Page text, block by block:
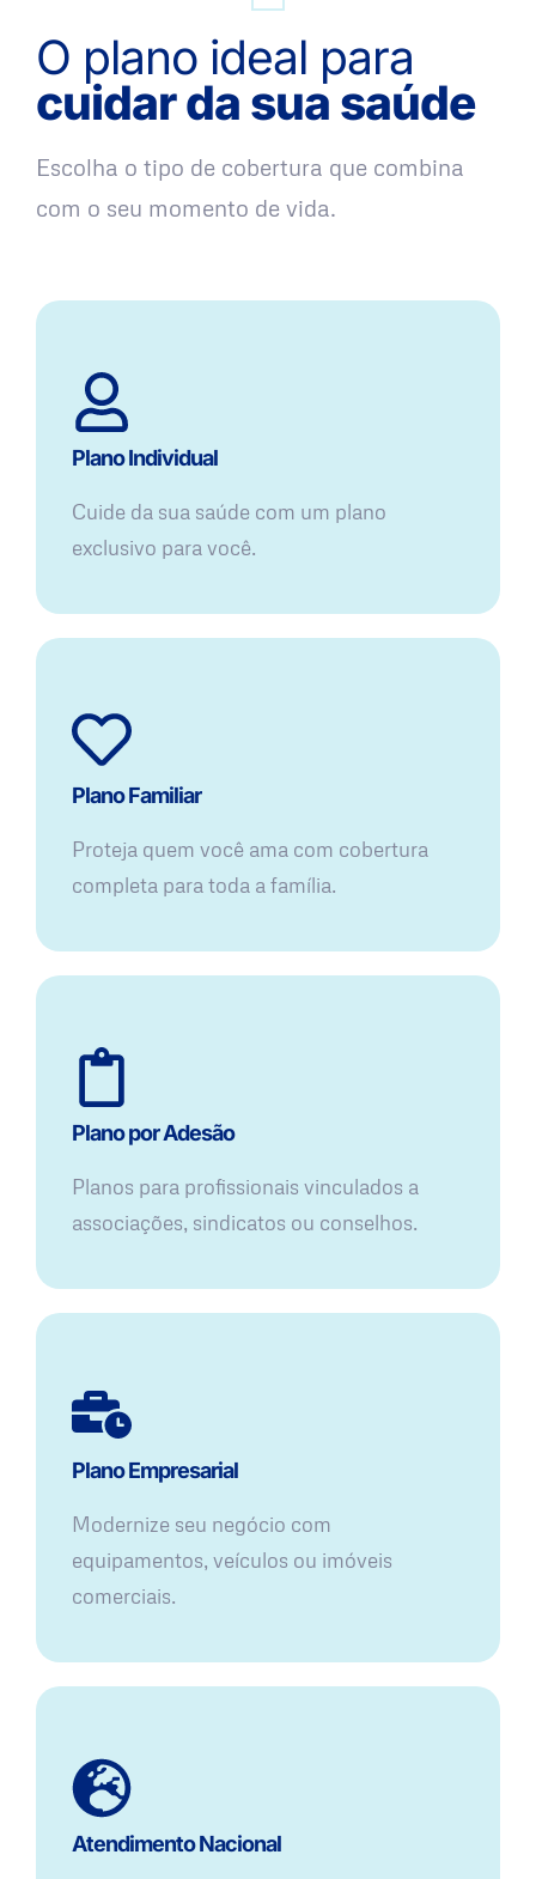
O plano ideal para
cuidar da sua saúde
Escolha o tipo de cobertura que combina
com o seu momento de vida.
Plano Individual
Cuide da sua saúde com um plano
exclusivo para você.
Plano Familiar
Proteja quem você ama com cobertura
completa para toda a família.
Plano por Adesão
Planos para profissionais vinculados a
associações, sindicatos ou conselhos.
Plano Empresarial
Modernize seu negócio com
equipamentos, veículos ou imóveis
comerciais.
Atendimento Nacional